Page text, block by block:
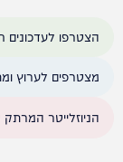
הצטרפו
מצטרפים לערוץ
הניוזלייטר